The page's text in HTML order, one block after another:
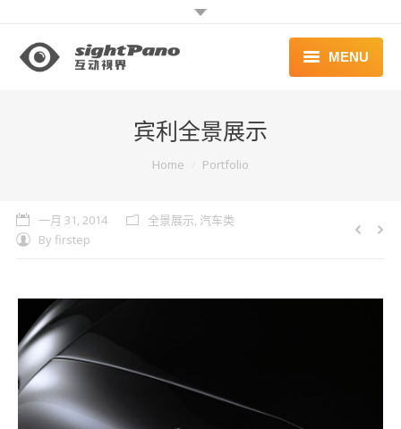
MENU
案例 | WORKS
宾利全景展示
Home Portfolio
一月 31, 2014 全景展示, 汽车类
By firstep